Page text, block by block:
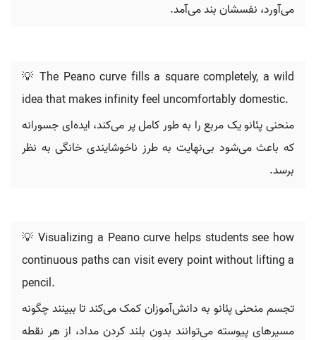
می‌آورد، نفسشان بند می‌آمد.
💡 The Peano curve fills a square completely, a wild
idea that makes infinity feel uncomfortably domestic.
منحنی پئانو یک مربع را به طور کامل پر می‌کند، ایده‌ای جسورانه
که باعث می‌شود بی‌نهایت به طرز ناخوشایندی خانگی به نظر
برسد.
💡 Visualizing a Peano curve helps students see how
continuous paths can visit every point without lifting a
pencil.
تجسم منحنی پئانو به دانش‌آموزان کمک می‌کند تا ببینند چگونه
مسیرهای پیوسته می‌توانند بدون بلند کردن مداد، از هر نقطه